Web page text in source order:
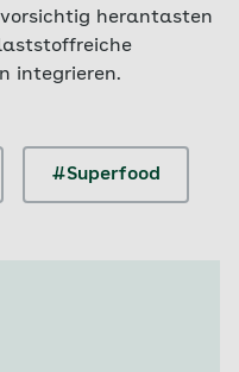
herantasten
integrieren.
#Superfood